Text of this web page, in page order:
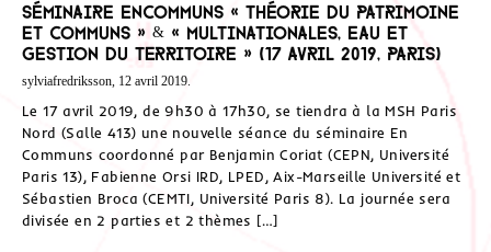
Séminaire EnCommuns « Théorie du Patrimoine
et Communs » & « Multinationales, Eau et
Gestion du Territoire » (17 avril 2019, Paris)
sylviafredriksson, 12 avril 2019.
Le 17 avril 2019, de 9h30 à 17h30, se tiendra à la MSH Paris
Nord (Salle 413) une nouvelle séance du séminaire En
Communs coordonné par Benjamin Coriat (CEPN, Université
Paris 13), Fabienne Orsi IRD, LPED, Aix-Marseille Université et
Sébastien Broca (CEMTI, Université Paris 8). La journée sera
divisée en 2 parties et 2 thèmes […]